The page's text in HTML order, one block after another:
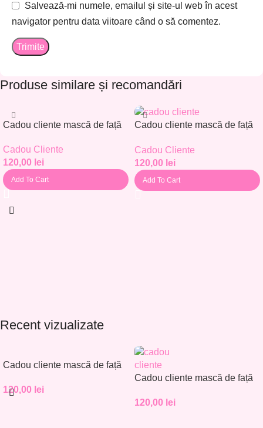
Salvează-mi numele, emailul și site-ul web în acest
navigator pentru data viitoare când o să comentez.
Produse similare și recomandări
Cadou cliente mască de față
Cadou Cliente
120,00 lei
Add To Cart
Cadou cliente mască de față
Cadou Cliente
120,00 lei
Add To Cart
Recent vizualizate
Cadou cliente mască de față
120,00 lei
Cadou cliente mască de față
120,00 lei